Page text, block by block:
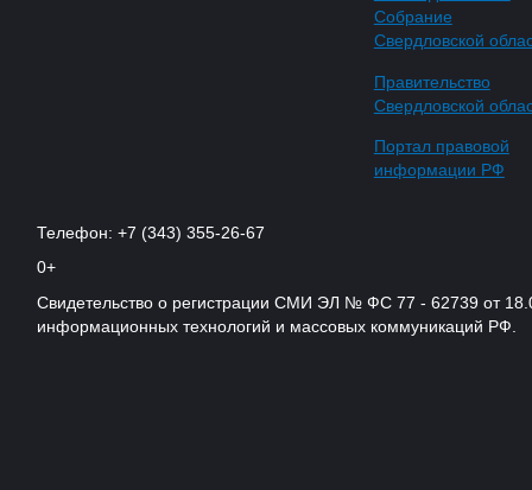
Собрание
Свердловской
Правительство
Свердловской
Портал правовой
информации РФ
Телефон: +7 (343) 355-26-67
0+
Свидетельство о регистрации СМИ ЭЛ № ФС 77 - 62739 от
информационных технологий и массовых коммуникаций РФ.